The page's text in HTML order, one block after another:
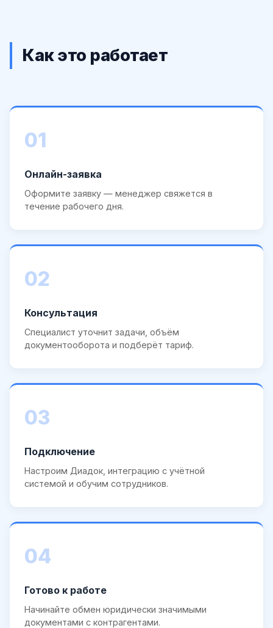
Как это работает
01
Онлайн-заявка
Оформите заявку — менеджер свяжется в
течение рабочего дня.
02
Консультация
Специалист уточнит задачи, объём
документооборота и подберёт тариф.
03
Подключение
Настроим Диадок, интеграцию с учётной
системой и обучим сотрудников.
04
Готово к работе
Начинайте обмен юридически значимыми
документами с контрагентами.